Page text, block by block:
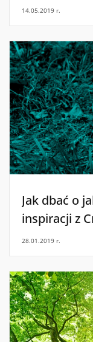
14.05.2019 r.
Jak dbać o
inspiracji z
28.01.2019 r.